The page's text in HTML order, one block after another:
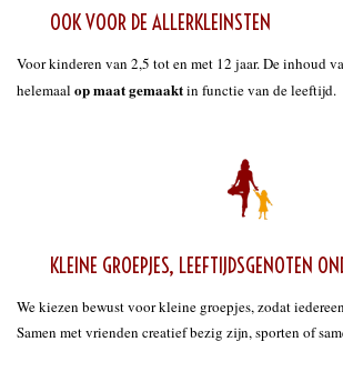
OOK VOOR DE ALLERKLEINSTEN
Voor kinderen van 2,5 tot en met 12 jaar. De inhoud
helemaal op maat gemaaktin functie van de leeftijd.
KLEINE GROEPJES, LEEFTIJDSGENOTEN
We kiezen bewust voor kleine groepjes, zodat
Samen met vrienden creatief bezig zijn, sporten of